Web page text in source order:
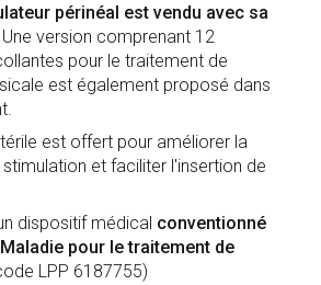
périnéal est vendu avec sa
. Une version comprenant 12
pour le traitement de
est également proposé dans
est offert pour améliorer la
et faciliter l'insertion de
dispositif médical conventionné
pour le traitement de
LPP 6187755)